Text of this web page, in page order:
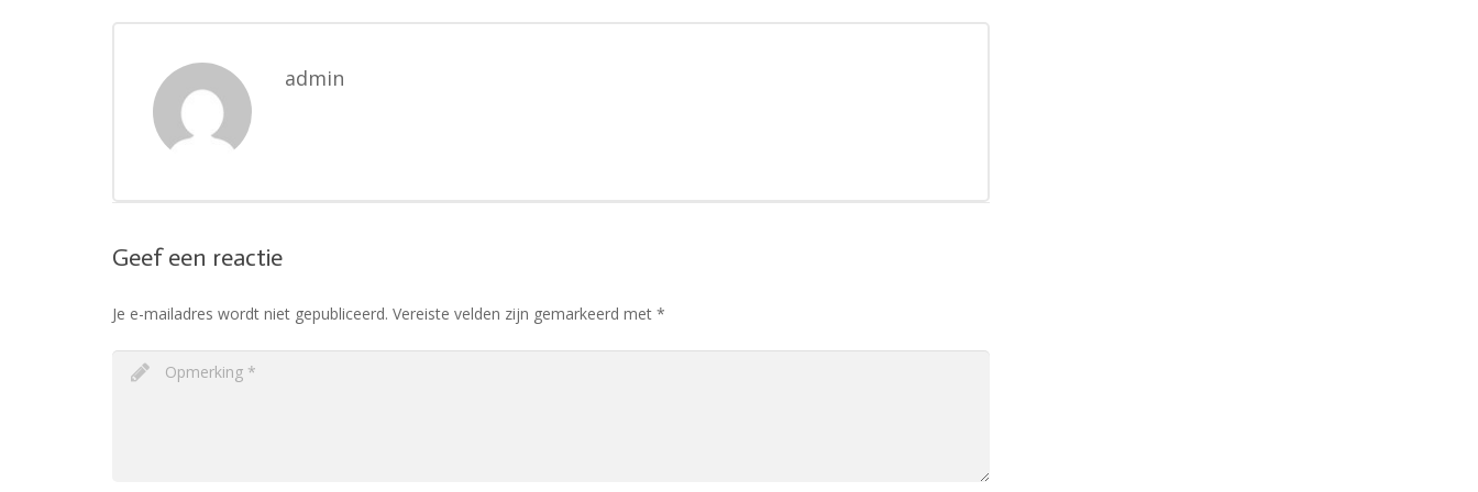
admin
Geef een reactie
Je e-mailadres wordt niet gepubliceerd. Vereiste velden zijn gemarkeerd met *